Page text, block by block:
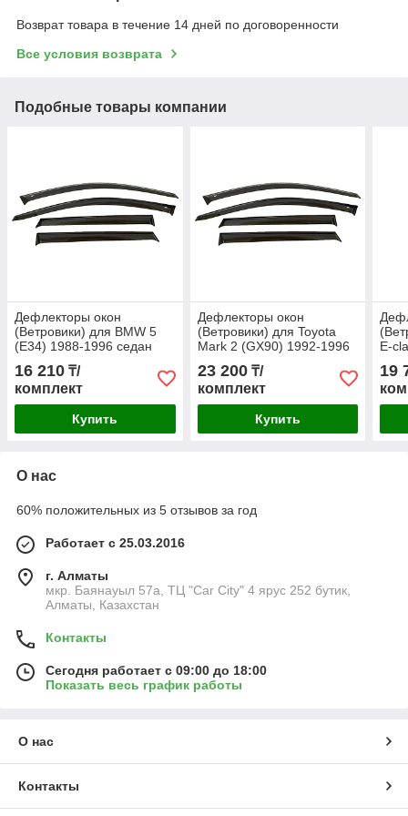
Возврат товара в течение 14 дней по договоренности
Все условия возврата
Подобные товары компании
Дефлекторы окон
(Ветровики) для BMW 5
(E34) 1988-1996 седан
16 210 ₸/
комплект
Купить
Дефлекторы окон
(Ветровики) для Toyota
Mark 2 (GX90) 1992-1996
23 200₸/
комплект
Купить
E-
19
О нас
60% положительных из 5 отзывов за год
Работает с 25.03.2016
г. Алматы
мкр. Баянауыл 57а, ТЦ "Car Сity" 4 ярус 252 бутик,
Алматы, Казахстан
Контакты
Сегодня работает с 09:00 до 18:00
Показать весь график работы
О нас
Контакты